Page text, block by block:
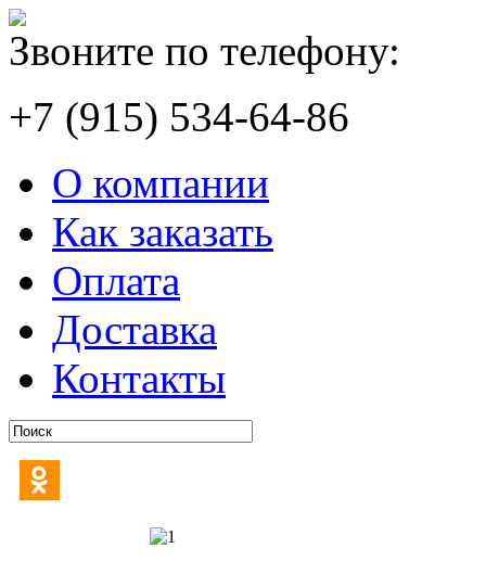
Звоните по телефону:
+7 (915) 534-64-86
О компании
Как заказать
Оплата
Доставка
Контакты